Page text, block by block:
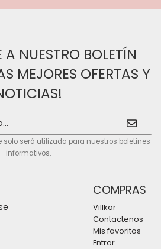
A NUESTRO BOLETÍN
MEJORES OFERTAS Y
será utilizada para nuestros boletines
informativos.
COMPRAS
Villkor
Contactenos
Mis favoritos
Entrar